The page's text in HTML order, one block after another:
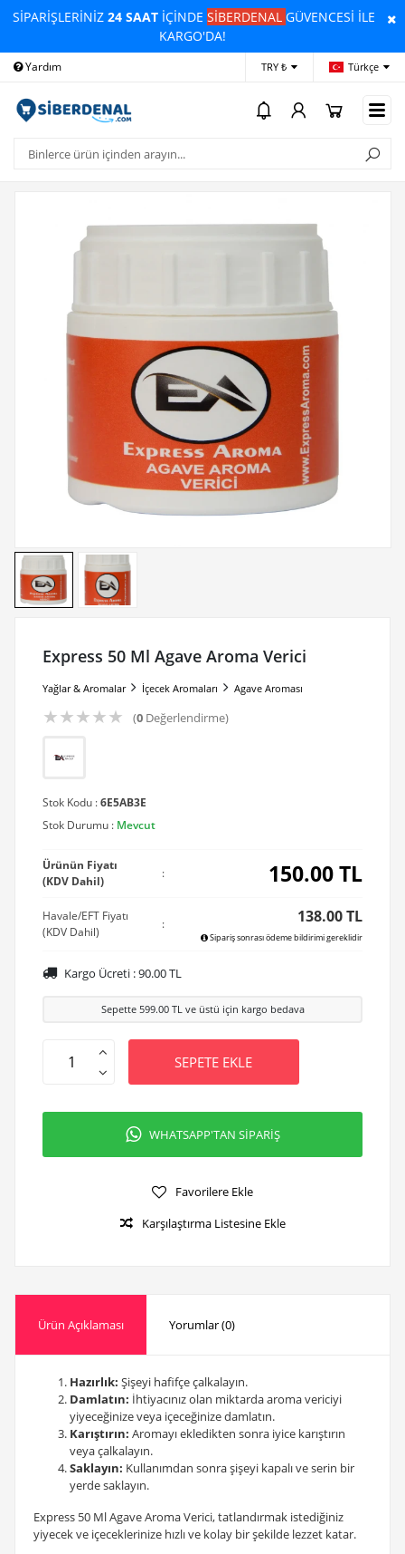
SİPARİŞLERİNİZ24 SAAT İÇİNDESİBERDENALGÜVENCESİ İLE
KARGO'DA!
Yardım Ödeme Bildirimi
TRY ₺ Türkçe
Express 50 Ml Agave Aroma Verici
Yağlar & Aromalar İçecek Aromaları Agave Aroması
★★★★★ (0Değerlendirme)
Stok Kodu :6E5AB3E
Stok Durumu : Mevcut
Ürünün Fiyatı
(KDV Dahil)
: 150.00TL
Havale/EFT Fiyatı
(KDV Dahil)
: 138.00 TL
Sipariş sonrası ödeme bildirimi gereklidir
Kargo Ücreti :90.00TL
Sepette 599.00TL ve üstü için kargo bedava
SEPETE EKLE
WHATSAPP'TAN SİPARİŞ
Favorilere Ekle
Karşılaştırma Listesine Ekle
Ürün Açıklaması Yorumlar (0)
Hazırlık: Şişeyi hafifçe çalkalayın.
Damlatın: İhtiyacınız olan miktarda aroma vericiyi
yiyeceğinize veya içeceğinize damlatın.
Karıştırın: Aromayı ekledikten sonra iyice karıştırın
veya çalkalayın.
Saklayın: Kullanımdan sonra şişeyi kapalı ve serin bir
yerde saklayın.
Express 50 Ml Agave Aroma Verici, tatlandırmak istediğiniz
yiyecek ve içeceklerinize hızlı ve kolay bir şekilde lezzet katar.